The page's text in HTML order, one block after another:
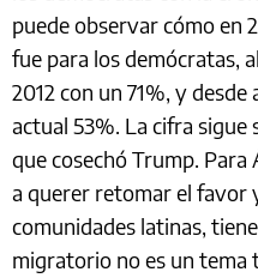
puede observar cómo en
fue para los demócratas,
2012 con un 71%, y
actual 53%. La cifra
que cosechó Trump. Para
a querer retomar el favor
comunidades latinas,
migratorio no es un tema